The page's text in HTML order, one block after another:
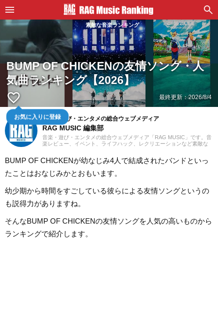
素敵な音楽ランキング
BUMP OF CHICKENの友情ソング・人
気曲ランキング【2026】
favorite_border
お気に入りに登録
最終更新：2026/8/4
音楽・遊び・エンタメの総合ウェブメディア
RAG MUSIC 編集部
音楽・遊び・エンタメの総合ウェブメディア「RAG MUSIC」です。音
楽レビュー、イベント、ライフハック、レクリエーションなど素敵な
BUMP OF CHICKENが幼なじみ4人で結成されたバンドといっ
たことはおなじみかとおもいます。
幼少期から時間をすごしている彼らによる友情ソングというの
も説得力がありますね。
そんなBUMP OF CHICKENの友情ソングを人気の高いものから
ランキングで紹介します。